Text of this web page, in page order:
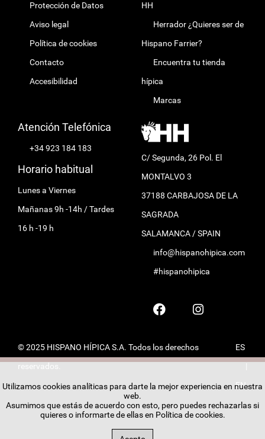
Protección de Datos
Aviso legal
Política de cookies
Contacto
Accesibilidad
HH
Herrador ¿Quieres ser de
Hispano Farrier?
Encuentra tu tienda
hípica
Marcas
Atención Telefónica
+34 923 184 183
Horario habitual
Lunes a Viernes
Mañanas 9h -14h / Tardes
16 h -19 h
C/ Segunda, 26 Pol. El
MONTALVO 3
37188 CARBAJOSA DE LA
SAGRADA
SALAMANCA / SPAIN
info@hispanohipica.com
#hispanohipica
© 2025 HISPANO HÍPICA S.A. Todos los derechos
reservados.
ES
EN
Utilizamos cookies analíticas para darte la mejor experiencia en nuestra
web.
Asumimos que estás de acuerdo con esto, pero puedes rechazarlas si
quieres o informarte de ellas en Política de cookies.